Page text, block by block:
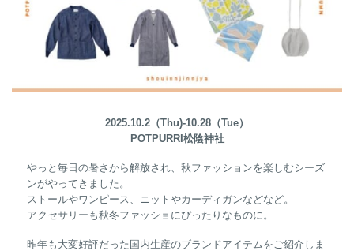
2025.10.2（Thu)-10.28（Tue）
POTPURRI松陰神社
やっと毎日の暑さから解放され、秋ファッションを楽しむシーズ
ンがやってきました。
ストールやワンピース、ニットやカーディガンなどなど。
アクセサリーも秋冬ファッショにぴったりなものに。
昨年も大変好評だった国内生産のブランドアイテムをご紹介しま